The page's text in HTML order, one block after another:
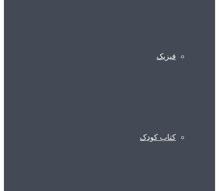
فیزیک
کتاب کودک